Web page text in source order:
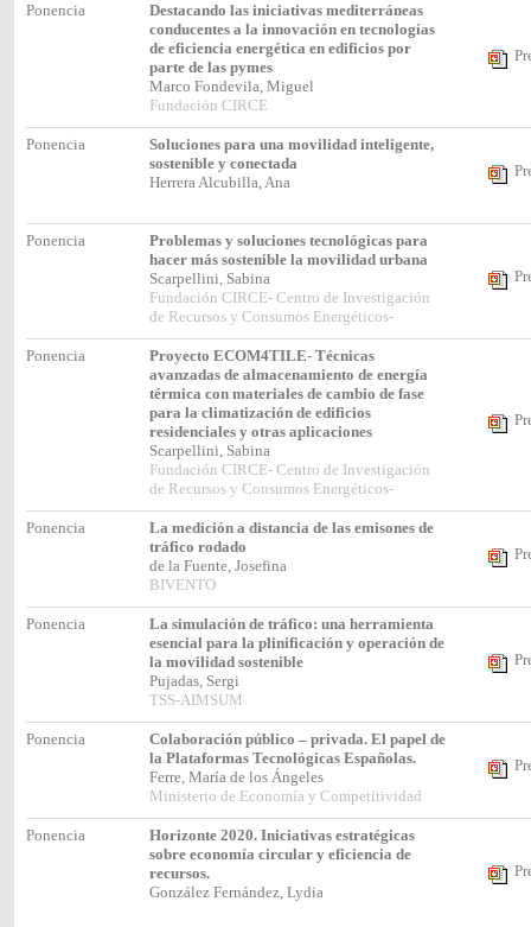
Ponencia
Destacando las iniciativas mediterráneas
conducentes a la innovación en tecnologías
de eficiencia energética en edificios por
parte de las pymes
Marco Fondevila, Miguel
Fundación CIRCE
Ponencia
Soluciones para una movilidad inteligente,
sostenible y conectada
Herrera Alcubilla, Ana
Ponencia
Problemas y soluciones tecnológicas para
hacer más sostenible la movilidad urbana
Scarpellini, Sabina
Fundación CIRCE- Centro de Investigación
de Recursos y Consumos Energéticos-
Ponencia
Proyecto ECOM4TILE- Técnicas
avanzadas de almacenamiento de energía
térmica con materiales de cambio de fase
para la climatización de edificios
residenciales y otras aplicaciones
Scarpellini, Sabina
Fundación CIRCE- Centro de Investigación
de Recursos y Consumos Energéticos-
Ponencia
La medición a distancia de las emisones de
tráfico rodado
de la Fuente, Josefina
BIVENTO
Ponencia
La simulación de tráfico: una herramienta
esencial para la plinificación y operación de
la movilidad sostenible
Pujadas, Sergi
TSS-AIMSUM
Ponencia
Colaboración público – privada. El papel de
la Plataformas Tecnológicas Españolas.
Ferre, María de los Ángeles
Ministerio de Economía y Competitividad
Ponencia
Horizonte 2020. Iniciativas estratégicas
sobre economía circular y eficiencia de
recursos.
González Fernández, Lydia